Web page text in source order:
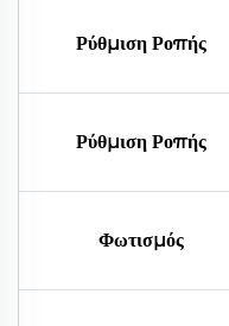
Ρύθμιση Ροπής
Ρύθμιση Ροπής
Φωτισμός